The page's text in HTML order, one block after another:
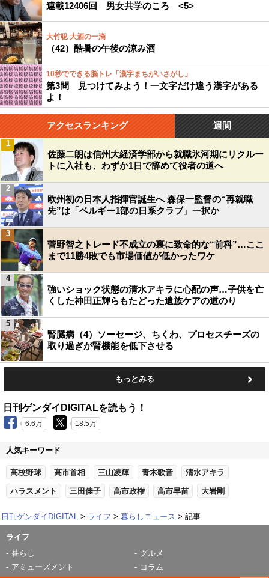
連載12406回 男女共学のころ <5>
大竹聡 大酒の一滴
（42）酷暑の午後の涼み酒
10秒でできる脳トレ「漢字まちがいさがし」
第3問 見つけてみよう！一文字だけ違う漢字がある
よ！
アクセスランキング 週間
佐藤二朗は信州大経済学部から就職氷河期にリクルー
トに入社も、わずか1日で辞めて役者の道へ
1
欧州初の日本人指揮官誕生へ 森保一監督の“再就職
先”は「ベルギー1部の日系クラブ」一択か
2
菅野智之トレード不成立の裏に致命的な“前科”…ここ
まで11勝4敗でも市場価値が低かったワケ
3
強いショック状態の清水アキラに心配の声…子供を亡
くした神田正輝らもたどった遺族ケアの道のり
4
腎臓病（4）ソーセージ、ちくわ、プロセスチーズの
取り過ぎが腎機能を低下させる
5
もっとみる
日刊ゲンダイDIGITALを読もう！
6.6万 18.5万
人気キーワード
高校野球 高市首相 三山凌輝 青木歌音 清水アキラ
ハラスメント 三田佳子 高市政権 高市早苗 大岩剛
日刊ゲンダイDIGITAL ライフ 暮らしニュース 記事
ライフ
暮らし
グルメ
アミューズメント
コラム